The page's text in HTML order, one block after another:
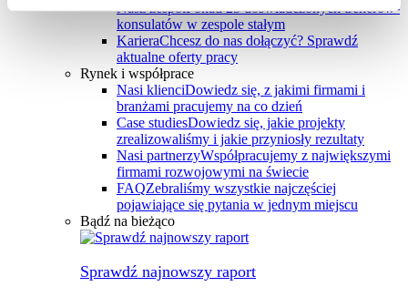
Nasz zespółPonad 25 doświadczonych trenerów-
konsulatów w zespole stałym
KarieraChcesz do nas dołączyć? Sprawdź
aktualne oferty pracy
Rynek i współprace
Nasi klienciDowiedz się, z jakimi firmami i
branżami pracujemy na co dzień
Case studiesDowiedz się, jakie projekty
zrealizowaliśmy i jakie przyniosły rezultaty
Nasi partnerzyWspółpracujemy z największymi
firmami rozwojowymi na świecie
FAQZebraliśmy wszystkie najczęściej
pojawiające się pytania w jednym miejscu
Bądź na bieżąco
Sprawdź najnowszy raport